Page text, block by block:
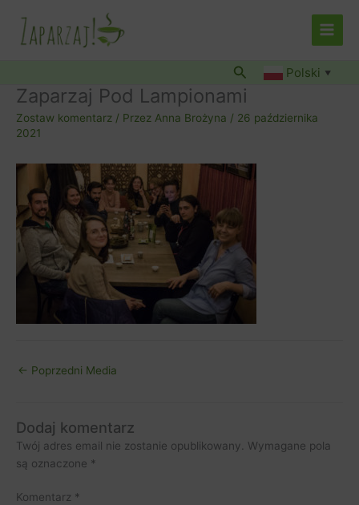
treści
Szukaj Polski ▼
Zaparzaj Pod Lampionami
Zostaw komentarz / Przez Anna Brożyna / 26 października
2021
← Poprzedni Media
Dodaj komentarz
Twój adres email nie zostanie opublikowany.
Wymagane pola
są oznaczone *
Komentarz *